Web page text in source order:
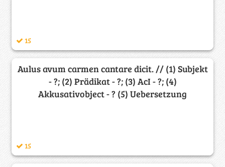
15
Aulus avum carmen cantare dicit. // (1) Subjekt
- ?; (2) Prädikat - ?; (3) AcI - ?; (4)
Akkusativobject - ? (5) Uebersetzung
15